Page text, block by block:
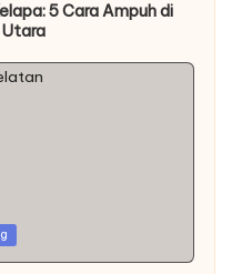
5 Cara Ampuh di